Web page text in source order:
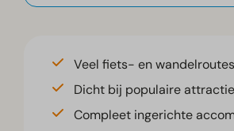
Veel fiets- en wandelroutes
Dicht bij populaire
Compleet ingerichte